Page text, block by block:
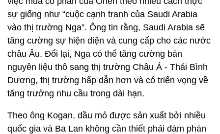
sự giống như “cuộc cạnh tranh của Saudi Arabia
vào thị trường Nga”. Ông tin rằng, Saudi Arabia sẽ
tăng cường sự hiện diện và cung cấp cho các nước
châu Âu. Đổi lại, Nga có thể tăng cường bán
nguyên liệu thô sang thị trường Châu Á - Thái Bình
Dương, thị trường hấp dẫn hơn và có triển vọng về
tăng trưởng nhu cầu trong dài hạn.
Theo ông Kogan, dầu mỏ được sản xuất bởi nhiều
quốc gia và Ba Lan không cần thiết phải đàm phán